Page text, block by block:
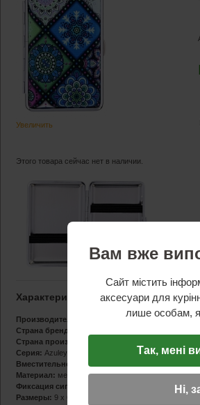
Увеличить
Этого товара сейчас нет в наличии.
Характеристики
Производитель:
Страна бренда:
Страна производитель:
Серия: Azuleyes
Вместительность:
12 сигарет
Материал: металл
Фиксация сигарет:
Размеры: 9 х 6 см
Вам вже
Сайт містить
аксесуари для
лише особам,
Так, мені
Ні,